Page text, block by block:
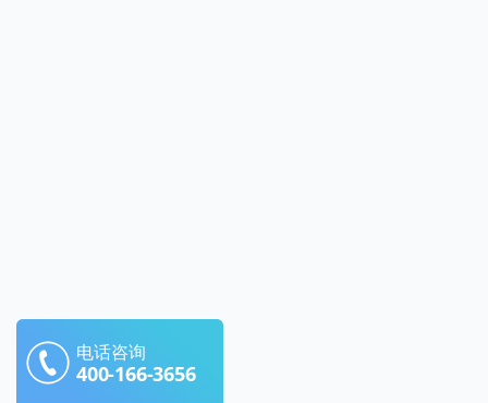
电话咨询
400-166-3656